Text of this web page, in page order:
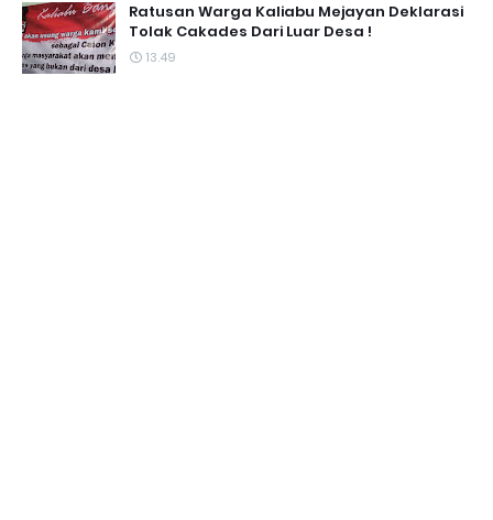
Ratusan Warga Kaliabu Mejayan Deklarasi
Tolak Cakades Dari Luar Desa !
13.49